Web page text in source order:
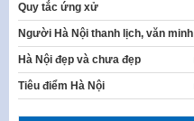
Quy tắc ứng xử
Người Hà Nội thanh lịch, văn minh
Hà Nội đẹp và chưa đẹp
Tiêu điểm Hà Nội